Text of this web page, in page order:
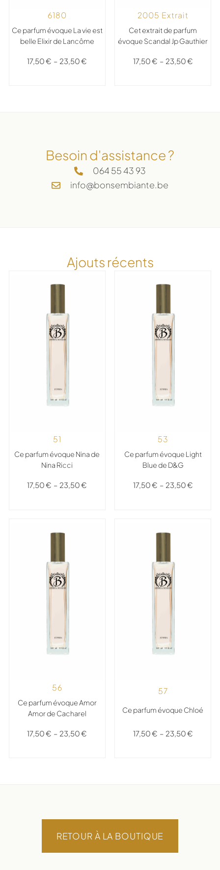
6180
Ce parfum évoque La vie est
belle Elixir de Lancôme
17,50€ – 23,50€
2005 Extrait
Cet extrait de parfum
évoque Scandal Jp Gauthier
17,50€ – 23,50€
Besoin d'assistance ?
064 55 43 93
info@bonsembiante.be
Ajouts récents
51
Ce parfum évoque Nina de
Nina Ricci
17,50€ – 23,50€
53
Ce parfum évoque Light
Blue de D&G
17,50€ – 23,50€
56
Ce parfum évoque Amor
Amor de Cacharel
17,50€ – 23,50€
57
Ce parfum évoque Chloé
17,50€ – 23,50€
RETOUR À LA BOUTIQUE